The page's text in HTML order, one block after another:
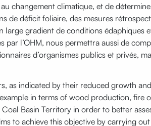
changement climatique, et de
déficit foliaire, des mesures
gradient de conditions édaphiques
l’OHM, nous permettra aussi de
d’organismes publics et privés,
as indicated by their reduced growth
in terms of wood production, fire
Basin Territory in order to better
to achieve this objective by carrying